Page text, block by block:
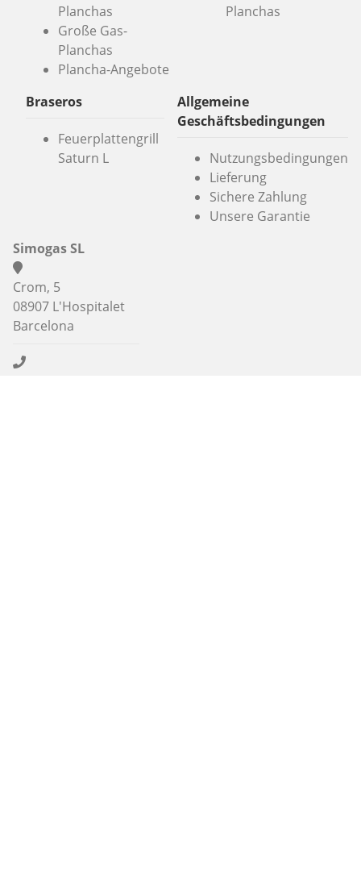
Planchas
Große Gas-
Planchas
Plancha-Angebote
Planchas
Braseros
Feuerplattengrill
Saturn L
Allgemeine
Geschäftsbedingungen
Nutzungsbedingungen
Lieferung
Sichere Zahlung
Unsere Garantie
Simogas SL
Crom, 5
08907 L'Hospitalet
Barcelona